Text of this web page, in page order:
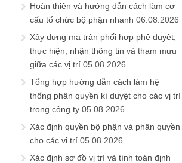
Hoàn thiện và hướng dẫn cách làm cơ
cấu tổ chức bộ phận nhanh 06.08.2026
Xây dựng ma trận phối hợp phê duyệt,
thực hiện, nhận thông tin và tham mưu
giữa các vị trí 05.08.2026
Tổng hợp hướng dẫn cách làm hệ
thống phân quyền kí duyệt cho các vị trí
trong công ty 05.08.2026
Xác định quyền bộ phận và phân quyền
cho các vị trí 05.08.2026
Xác định sơ đồ vị trí và tính toán định